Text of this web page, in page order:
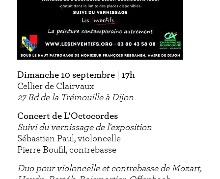
Dimanche 10 septembre
17h
Cellier de Clairvaux
27 Bd de la Trémouille à Dijon
Concert de L'Octocordes
Suivi du vernissage de l'exposition
Sébastien Paul, violoncelle
Pierre Boufil, contrebasse
Duo pour violoncelle et contrebasse de Mozart,